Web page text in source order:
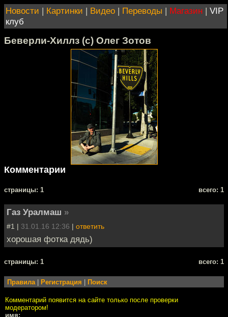
Новости | Картинки | Видео | Переводы | Магазин | VIP
клуб
Беверли-Хиллз (с) Олег Зотов
Комментарии
cтраницы: 1 всего: 1
Газ Уралмаш »
#1 | 31.01.16 12:36 | ответить
хорошая фотка дядь)
cтраницы: 1 всего: 1
Правила Регистрация Поиск
Комментарий появится на сайте только после проверки
модератором!
имя: